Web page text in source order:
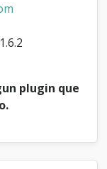
plugin que